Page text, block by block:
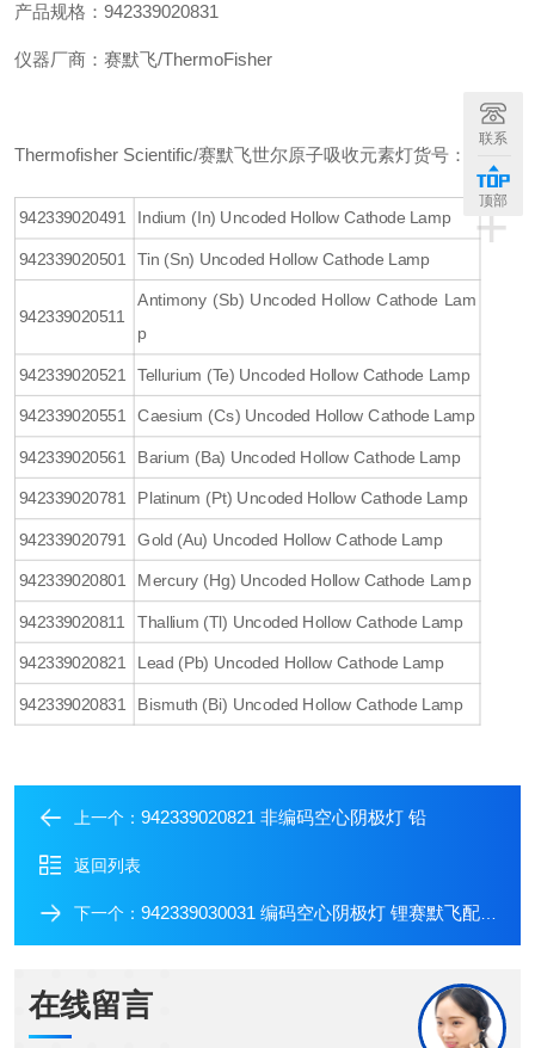
产品规格：942339020831
仪器厂商：赛默飞/ThermoFisher
Thermofisher Scientific/赛默飞世尔原子吸收元素灯货号：
+
942339020491 Indium (In) Uncoded Hollow Cathode Lamp
942339020501 Tin (Sn) Uncoded Hollow Cathode Lamp
942339020511
Antimony (Sb) Uncoded Hollow Cathode Lam
p
942339020521 Tellurium (Te) Uncoded Hollow Cathode Lamp
942339020551 Caesium (Cs) Uncoded Hollow Cathode Lamp
942339020561 Barium (Ba) Uncoded Hollow Cathode Lamp
942339020781 Platinum (Pt) Uncoded Hollow Cathode Lamp
942339020791 Gold (Au) Uncoded Hollow Cathode Lamp
942339020801 Mercury (Hg) Uncoded Hollow Cathode Lamp
942339020811 Thallium (Tl) Uncoded Hollow Cathode Lamp
942339020821 Lead (Pb) Uncoded Hollow Cathode Lamp
942339020831 Bismuth (Bi) Uncoded Hollow Cathode Lamp
上一个： 942339020821 非编码空心阴极灯 铅
返回列表
下一个： 942339030031 编码空心阴极灯 锂赛默飞配件
在线留言
联系
顶部